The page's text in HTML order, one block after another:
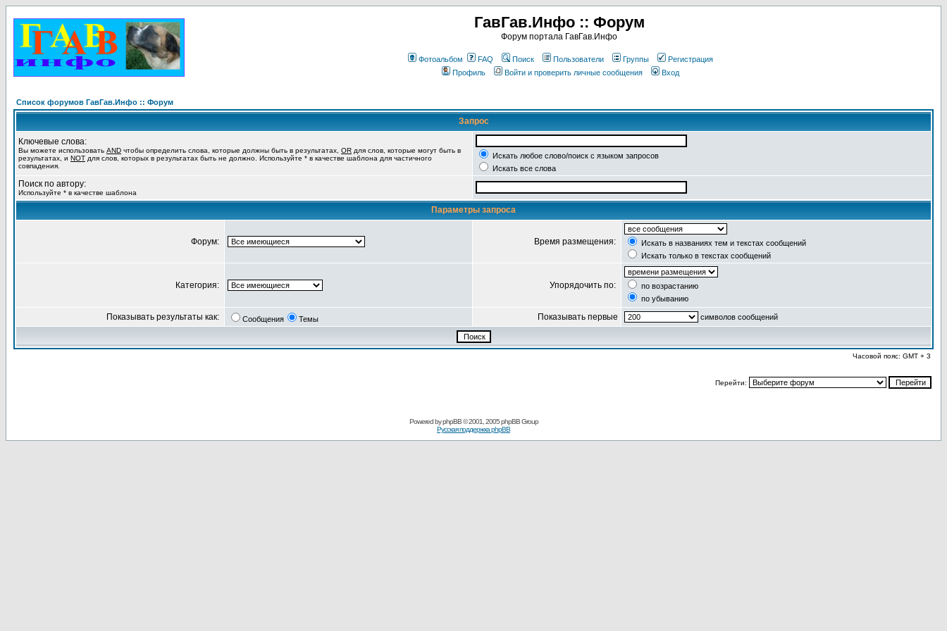
ГавГав.Инфо :: Форум
Форум портала ГавГав.Инфо
Фотоальбом FAQ Поиск Пользователи Группы
Регистрация
Профиль
Войти и проверить личные сообщения Вход
Список форумов ГавГав.Инфо :: Форум
Запрос
Ключевые слова:
Вы можете использовать AND чтобы определить слова, которые должны быть в результатах, OR для слов, которые могут быть в
результатах, и NOT для слов, которых в результатах быть не должно. Используйте * в качестве шаблона для частичного
совпадения.
Искать любое слово/поиск с языком запросов
Искать все слова
Поиск по автору:
Используйте * в качестве шаблона
Параметры запроса
Форум: Время размещения:
Искать в названиях тем и текстах сообщений
Искать только в текстах сообщений
Категория: Упорядочить по:
по возрастанию
по убыванию
Показывать результаты как: Сообщения Темы Показывать первые символов сообщений
Часовой пояс: GMT + 3
Перейти:
Powered byphpBB© 2001, 2005 phpBB Group
Русская поддержка phpBB